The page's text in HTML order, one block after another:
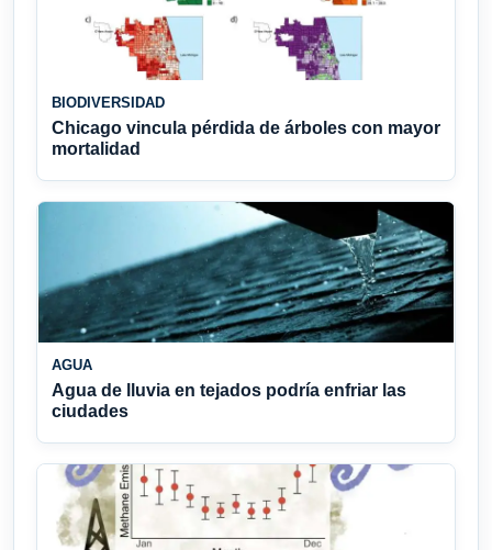
BIODIVERSIDAD
Chicago vincula pérdida de árboles con mayor
mortalidad
AGUA
Agua de lluvia en tejados podría enfriar las
ciudades